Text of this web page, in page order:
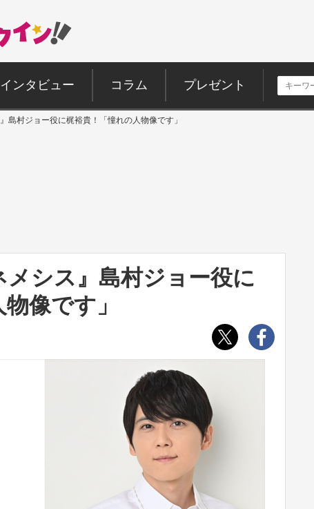
インタビュー コラム プレゼント
島村ジョー役に梶裕貴！「憧れの人物像です」
シス』島村ジョー役に
像です」